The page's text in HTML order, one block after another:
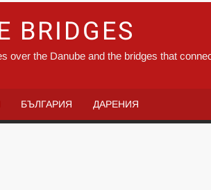
BRIDGES
over the Danube and the bridges that
БЪЛГАРИЯ ДАРЕНИЯ